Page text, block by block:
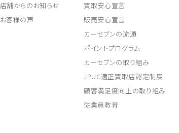
店舗からのお知らせ
お客様の声
買取安心宣言
販売安心宣言
カーセブンの流通
ポイントプログラム
カーセブンの取り組み
JPUC適正買取店認定制度
顧客満足度向上の取り組み
従業員教育